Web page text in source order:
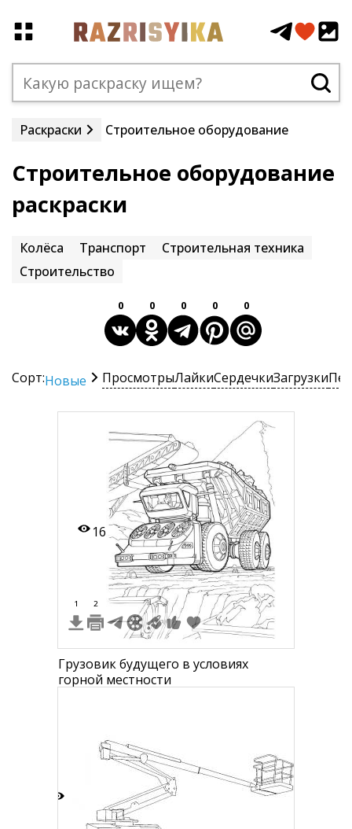
Раскраски Строительное оборудование
Строительное оборудование
раскраски
Колёса Транспорт
Строительная техника
Строительство
0 0 0 0 0
Сорт:Новые ПросмотрыЛайкиСердечкиЗагрузки
16
1 2
Грузовик будущего в условиях
горной местности